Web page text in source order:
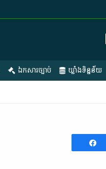
ឯកសារច្បាប់ ឃ្លាំងទិន្នន័យ